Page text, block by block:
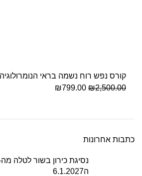
קורס נפש רוח נשמה בראי
₪2,500.00
₪799.00
כתבות אחרונות
ה6.1.2027